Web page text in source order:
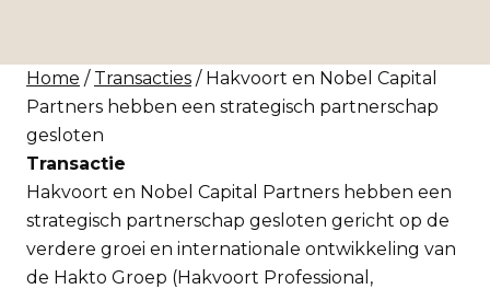
Home / Transacties / Hakvoort en Nobel Capital
Partners hebben een strategisch partnerschap
gesloten
Transactie
Hakvoort en Nobel Capital Partners hebben een
strategisch partnerschap gesloten gericht op de
verdere groei en internationale ontwikkeling van
de Hakto Groep (Hakvoort Professional,